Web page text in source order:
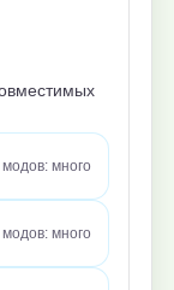
много
много